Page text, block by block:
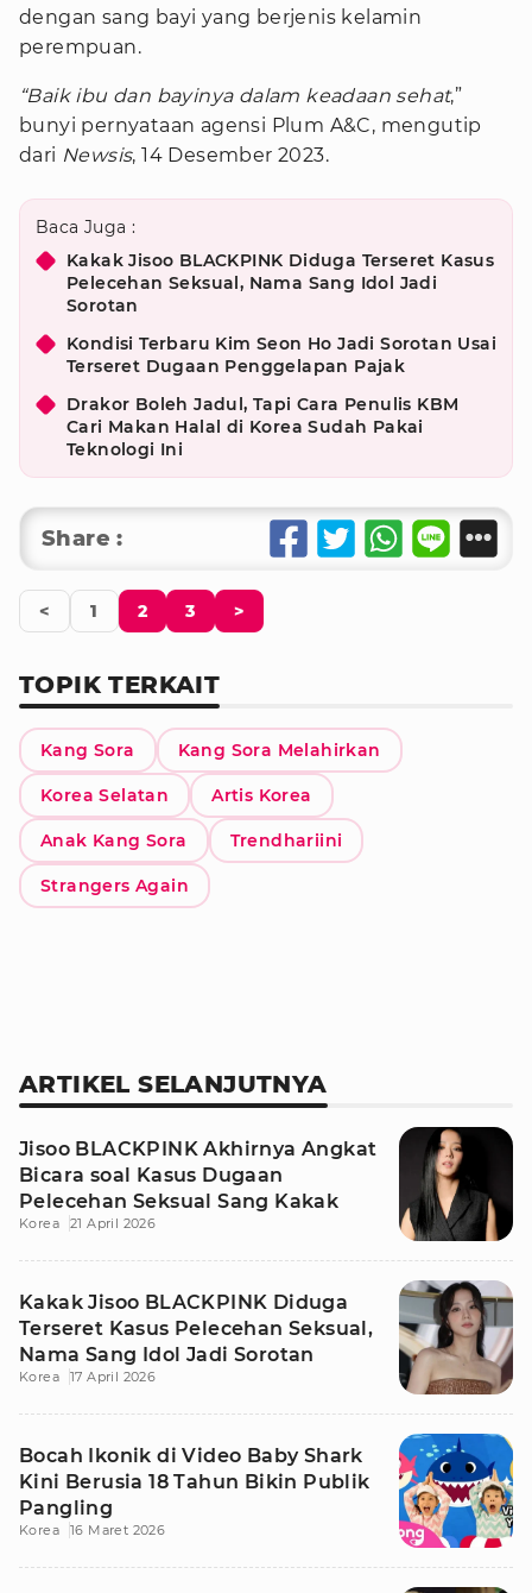
dengan sang bayi yang berjenis kelamin
perempuan.
“Baik ibu dan bayinya dalam keadaan sehat,”
bunyi pernyataan agensi Plum A&C, mengutip
dari Newsis, 14 Desember 2023.
Baca Juga :
Kakak Jisoo BLACKPINK Diduga Terseret Kasus
Pelecehan Seksual, Nama Sang Idol Jadi
Sorotan
Kondisi Terbaru Kim Seon Ho Jadi Sorotan Usai
Terseret Dugaan Penggelapan Pajak
Drakor Boleh Jadul, Tapi Cara Penulis KBM
Cari Makan Halal di Korea Sudah Pakai
Teknologi Ini
Share :
< 1 2 3 >
TOPIK TERKAIT
Kang Sora Kang Sora Melahirkan
Korea Selatan Artis Korea
Anak Kang Sora Trendhariini
Strangers Again
ARTIKEL SELANJUTNYA
Jisoo BLACKPINK Akhirnya Angkat
Bicara soal Kasus Dugaan
Pelecehan Seksual Sang Kakak
Korea 21 April 2026
Kakak Jisoo BLACKPINK Diduga
Terseret Kasus Pelecehan Seksual,
Nama Sang Idol Jadi Sorotan
Korea 17 April 2026
Bocah Ikonik di Video Baby Shark
Kini Berusia 18 Tahun Bikin Publik
Pangling
Korea 16 Maret 2026